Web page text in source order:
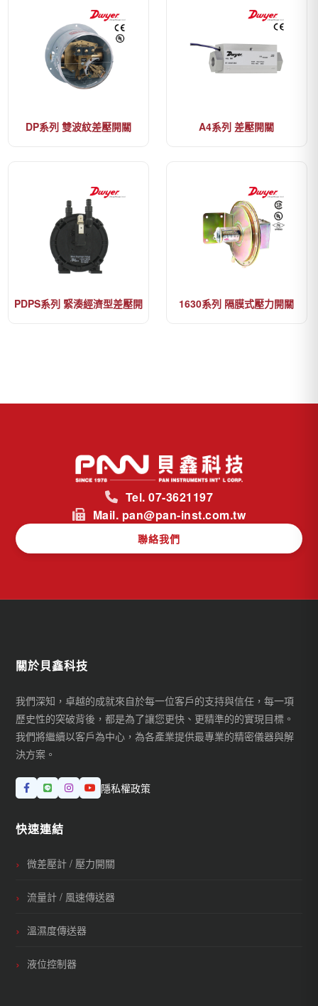
DP系列 雙波紋差壓開關 A4系列 差壓開關
PDPS系列 緊湊經濟型差壓開
1630系列 隔膜式壓力開關
Tel. 07-3621197
Mail. pan@pan-inst.com.tw
聯絡我們
關於貝鑫科技
我們深知，卓越的成就來自於每一位客戶的支持與信任，每一項
歷史性的突破背後，都是為了讓您更快、更精準的的實現目標。
我們將繼續以客戶為中心，為各產業提供最專業的精密儀器與解
決方案。
隱私權政策
快速連結
微差壓計 / 壓力開關
流量計 / 風速傳送器
溫濕度傳送器
液位控制器